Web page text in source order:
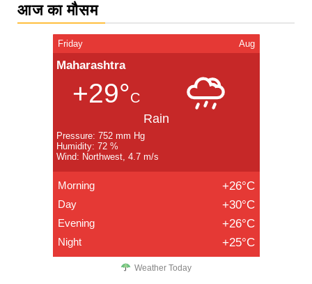
आज का मौसम
Friday Aug
Maharashtra
+29°C
Rain
Pressure: 752 mm Hg
Humidity: 72 %
Wind: Northwest, 4.7 m/s
Morning +26°C
Day +30°C
Evening +26°C
Night +25°C
Weather Today